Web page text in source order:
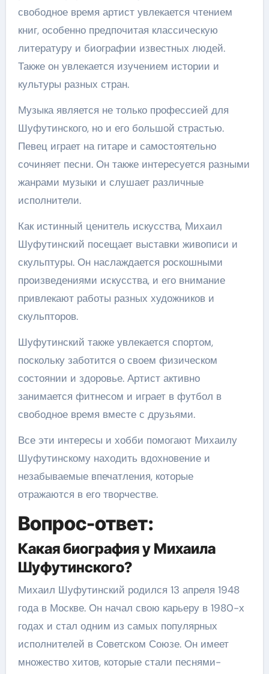
свободное время артист увлекается чтением
книг, особенно предпочитая классическую
литературу и биографии известных людей.
Также он увлекается изучением истории и
культуры разных стран.
Музыка является не только профессией для
Шуфутинского, но и его большой страстью.
Певец играет на гитаре и самостоятельно
сочиняет песни. Он также интересуется разными
жанрами музыки и слушает различные
исполнители.
Как истинный ценитель искусства, Михаил
Шуфутинский посещает выставки живописи и
скульптуры. Он наслаждается роскошными
произведениями искусства, и его внимание
привлекают работы разных художников и
скульпторов.
Шуфутинский также увлекается спортом,
поскольку заботится о своем физическом
состоянии и здоровье. Артист активно
занимается фитнесом и играет в футбол в
свободное время вместе с друзьями.
Все эти интересы и хобби помогают Михаилу
Шуфутинскому находить вдохновение и
незабываемые впечатления, которые
отражаются в его творчестве.
Вопрос-ответ:
Какая биография у Михаила
Шуфутинского?
Михаил Шуфутинский родился 13 апреля 1948
года в Москве. Он начал свою карьеру в 1980-х
годах и стал одним из самых популярных
исполнителей в Советском Союзе. Он имеет
множество хитов, которые стали песнями-